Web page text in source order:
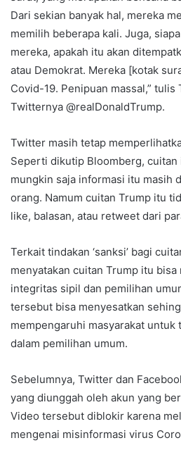
Dari sekian banyak hal, mereka
memilih beberapa kali. Juga,
mereka, apakah itu akan
atau Demokrat. Mereka [kotak
Covid-19. Penipuan massal,” tulis
Twitternya @realDonaldTrump.
Twitter masih tetap
Seperti dikutip Bloomberg, cuitan
mungkin saja informasi itu masih
orang. Namum cuitan Trump itu
like, balasan, atau retweet dari
Terkait tindakan ‘sanksi’ bagi
menyatakan cuitan Trump itu
integritas sipil dan pemilihan
tersebut bisa menyesatkan
mempengaruhi masyarakat
dalam pemilihan umum.
Sebelumnya, Twitter dan
yang diunggah oleh akun yang
Video tersebut diblokir karena
mengenai misinformasi virus